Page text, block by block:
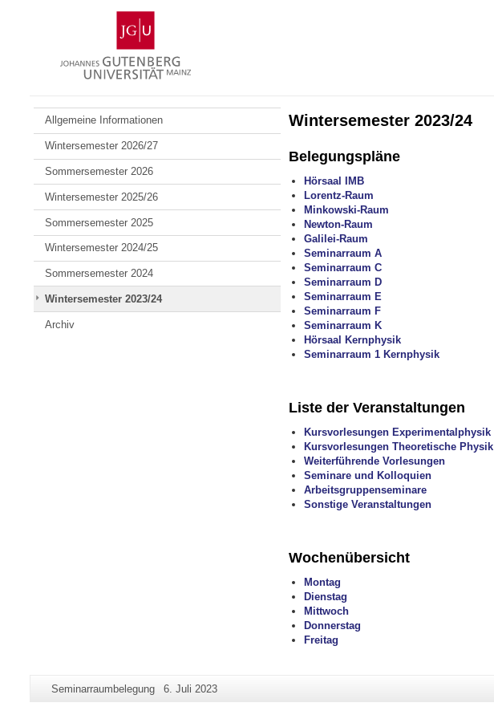
Gutenberg-
Universität
Mainz
Allgemeine Informationen
Wintersemester 2026/27
Sommersemester 2026
Wintersemester 2025/26
Sommersemester 2025
Wintersemester 2024/25
Sommersemester 2024
Wintersemester 2023/24
Archiv
Wintersemester 2023/24
Belegungspläne
Hörsaal IMB
Lorentz-Raum
Minkowski-Raum
Newton-Raum
Galilei-Raum
Seminarraum A
Seminarraum C
Seminarraum D
Seminarraum E
Seminarraum F
Seminarraum K
Hörsaal Kernphysik
Seminarraum 1 Kernphysik
Liste der Veranstaltungen
Kursvorlesungen Experimentalphysik
Kursvorlesungen Theoretische Physik
Weiterführende Vorlesungen
Seminare und Kolloquien
Arbeitsgruppenseminare
Sonstige Veranstaltungen
Wochenübersicht
Montag
Dienstag
Mittwoch
Donnerstag
Freitag
Zusätzliche
Seiten-
Seminarraumbelegung
Letzte
6. Juli 2023